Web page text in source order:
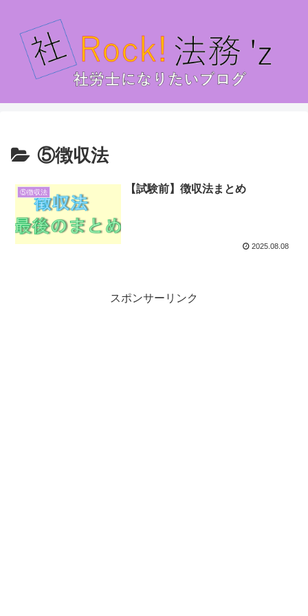
⑤徴収法
⑤徴収法 【試験前】徴収法まとめ
2025.08.08
スポンサーリンク